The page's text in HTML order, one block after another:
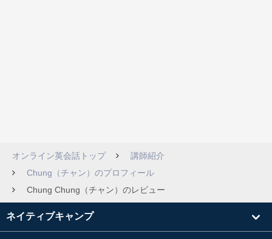
オンライン英会話トップ
講師紹介
Chung（チャン）のプロフィール
Chung Chung（チャン）のレビュー
ネイティブキャンプ